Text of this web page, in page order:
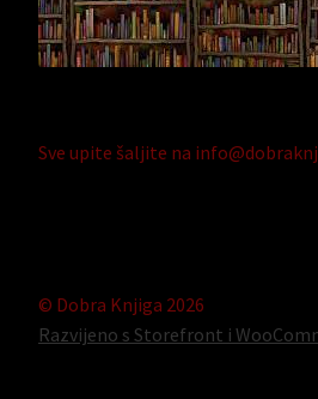
Sve upite šaljite na
© Dobra Knjiga 2026
Razvijeno s Storefront i